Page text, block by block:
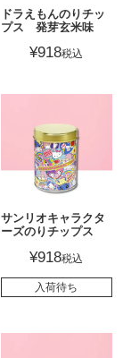
ドラえもんのりチッ
プス 発芽玄米味
¥918税込
サンリオキャラクタ
ーズのりチップス
¥918税込
入荷待ち